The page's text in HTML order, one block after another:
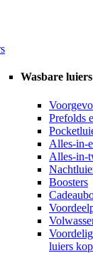
Wasbare luiers
Prefolds
Alles-in-
Alles-in-
Boosters
luiers